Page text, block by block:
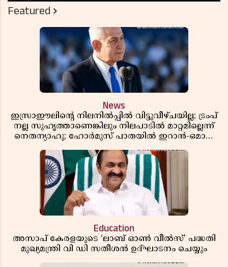
Featured
News
ഇസ്രാഈലിന്റെ നിലനിൽപ്പിൽ വിട്ടുവീഴ്ചയില്ല; ട്രംപ്
നല്ല സുഹൃത്താണെങ്കിലും നിലപാടിൽ മാറ്റമില്ലെന്ന്
നെതന്യാഹു; ഹോർമുസ് പാതയിൽ ഇറാൻ-ഒമാൻ
Education
അസാപ് കേരളയുടെ ‘ലാബ് ഓൺ വീൽസ്’ പദ്ധതി
മുഖ്യമന്ത്രി വി ഡി സതീശൻ ഉദ്ഘാടനം ചെയ്യും